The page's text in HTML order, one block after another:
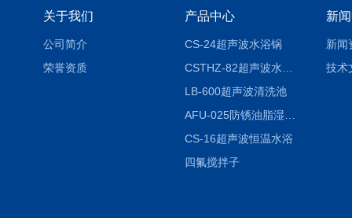
关于我们
公司简介
荣誉资质
产品中心
CS-24超声波水浴锅
LB-600超声波清洗池
CS-16超声波恒温水浴
四氟搅拌子
新
新闻
技术